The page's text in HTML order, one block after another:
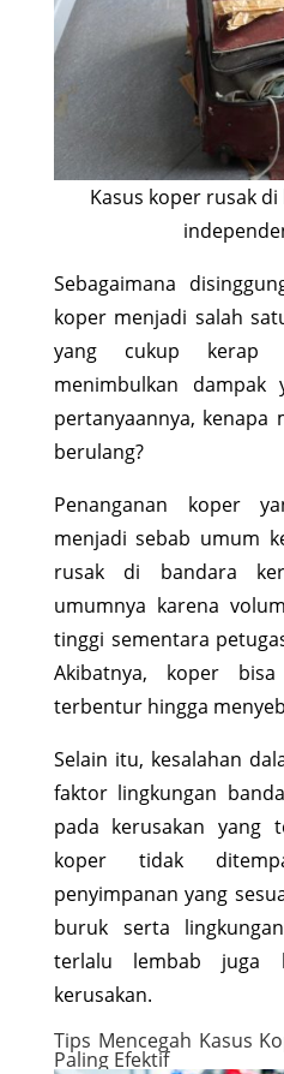
Kasus koper rusak
Sebagaimana
koper menjadi salah
yang cukup kerap
menimbulkan dampak
pertanyaannya, kenapa
berulang?
Penanganan koper
menjadi sebab umum
rusak di bandara
umumnya karena
tinggi sementara
Akibatnya, koper
terbentur hingga
Selain itu, kesalahan
faktor lingkungan
pada kerusakan yang
koper tidak
penyimpanan yang
buruk serta
terlalu lembab juga
kerusakan.
Tips Mencegah Kasus
Paling Efektif